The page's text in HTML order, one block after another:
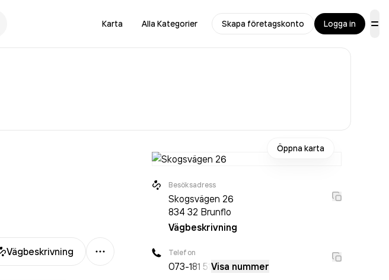
Karta Alla Kategorier Skapa företagskonto Logga in
Vägbeskrivning
Mer
Öppna karta
Besöksadress
Skogsvägen 26
834 32 Brunflo
Vägbeskrivning
Telefon
073-181 51 Visa nummer